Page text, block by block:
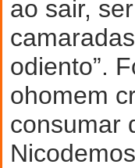
ao sair,
odiento”.
ohomem
consumar